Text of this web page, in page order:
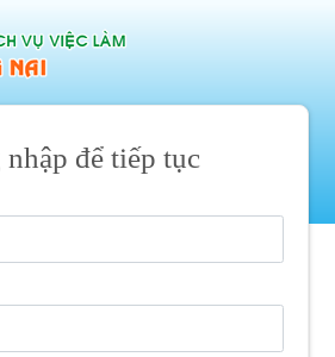
để tiếp tục